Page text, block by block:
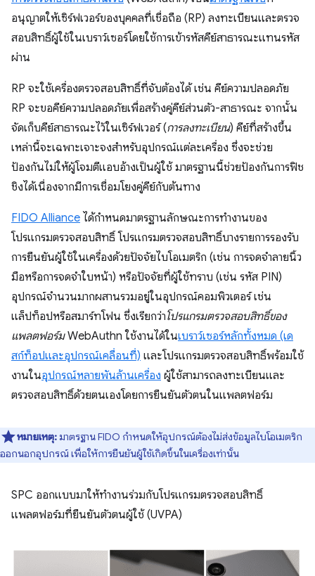
อนุญาตให้เซิร์ฟเวอร์ของบุคคลที่เชื่อถือ (RP) ลงทะเบียนและตรวจ
สอบสิทธิ์ผู้ใช้ในเบราว์เซอร์โดยใช้การเข้ารหัสคีย์สาธารณะแทนรหัส
ผ่าน
RP จะใช้เครื่องตรวจสอบสิทธิ์ที่จับต้องได้ เช่น คีย์ความปลอดภัย
RP จะขอคีย์ความปลอดภัยเพื่อสร้างคู่คีย์ส่วนตัว-สาธารณะ จากนั้น
จัดเก็บคีย์สาธารณะไว้ในเซิร์ฟเวอร์ (การลงทะเบียน) คีย์ที่สร้างขึ้น
เหล่านี้จะเฉพาะเจาะจงสำหรับอุปกรณ์แต่ละเครื่อง ซึ่งจะช่วย
ป้องกันไม่ให้ผู้โจมตีแอบอ้างเป็นผู้ใช้ มาตรฐานนี้ช่วยป้องกันการฟิช
ชิงได้เนื่องจากมีการเชื่อมโยงคู่คีย์กับต้นทาง
FIDO Alliance ได้กำหนดมาตรฐานลักษณะการทำงานของ
โปรแกรมตรวจสอบสิทธิ์ โปรแกรมตรวจสอบสิทธิ์บางรายการรองรับ
การยืนยันผู้ใช้ในเครื่องด้วยปัจจัยไบโอเมตริก (เช่น การจดจำลายนิ้ว
มือหรือการจดจำใบหน้า) หรือปัจจัยที่ผู้ใช้ทราบ (เช่น รหัส PIN)
อุปกรณ์จำนวนมากผสานรวมอยู่ในอุปกรณ์คอมพิวเตอร์ เช่น
แล็ปท็อปหรือสมาร์ทโฟน ซึ่งเรียกว่าโปรแกรมตรวจสอบสิทธิ์ของ
แพลตฟอร์มWebAuthn ใช้งานได้ในเบราว์เซอร์หลักทั้งหมด (เด
สก์ท็อปและอุปกรณ์เคลื่อนที่) และโปรแกรมตรวจสอบสิทธิ์พร้อมใช้
งานในอุปกรณ์หลายพันล้านเครื่อง ผู้ใช้สามารถลงทะเบียนและ
ตรวจสอบสิทธิ์ด้วยตนเองโดยการยืนยันตัวตนในแพลตฟอร์ม
หมายเหตุ:มาตรฐาน FIDO กำหนดให้อุปกรณ์ต้องไม่ส่งข้อมูลไบโอเมตริก
ออกนอกอุปกรณ์ เพื่อให้การยืนยันผู้ใช้เกิดขึ้นในเครื่องเท่านั้น
SPC ออกแบบมาให้ทำงานร่วมกับโปรแกรมตรวจสอบสิทธิ์
แพลตฟอร์มที่ยืนยันตัวตนผู้ใช้ (UVPA)